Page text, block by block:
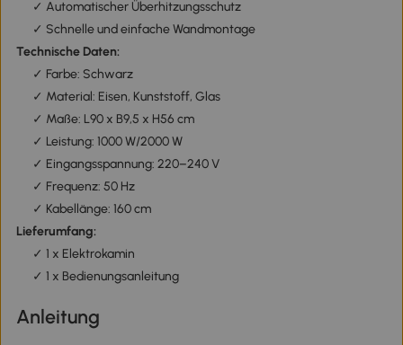
✓ Automatischer Überhitzungsschutz
✓ Schnelle und einfache Wandmontage
Technische Daten:
✓ Farbe: Schwarz
✓ Material: Eisen, Kunststoff, Glas
✓ Maße: L90 x B9,5 x H56 cm
✓ Leistung: 1000 W/2000 W
✓ Eingangsspannung: 220–240 V
✓ Frequenz: 50 Hz
✓ Kabellänge: 160 cm
Lieferumfang:
✓ 1 x Elektrokamin
✓ 1 x Bedienungsanleitung
Anleitung